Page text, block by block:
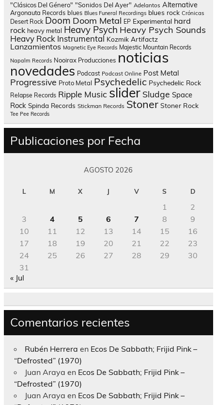
"Clásicos Del Género" "Sonidos Del Ayer" Adelantos Alternative
Argonauta Records blues Blues Funeral Recordings blues rock Crónicas
Desert Rock Doom Doom Metal EP Experimental hard
rock heavy metal Heavy Psych Heavy Psych Sounds
Heavy Rock Instrumental Kozmik Artifactz
Lanzamientos Magnetic Eye Records Majestic Mountain Records
Napalm Records Nooirax Producciones noticias
novedades Podcast Podcast Online Post Metal
Progressive Proto Metal Psychedelic Psychedelic Rock
Relapse Records Ripple Music slider Sludge Space
Rock Spinda Records Stickman Records Stoner Stoner Rock
Tee Pee Records
Publicaciones por Fecha
AGOSTO 2026
L M X J V S D
1
2
3
4 5 6 7 8
9
10
11 12 13 14 15
16
17
18 19 20 21 22
23
24
25 26 27 28 29
30
31
« Jul
Comentarios recientes
Rubén Herrera en Ecos De Sabbath; Frijid Pink –
“Defrosted” (1970)
Juan Araya en Ecos De Sabbath; Frijid Pink –
“Defrosted” (1970)
Juan Araya en Ecos De Sabbath; Frijid Pink –